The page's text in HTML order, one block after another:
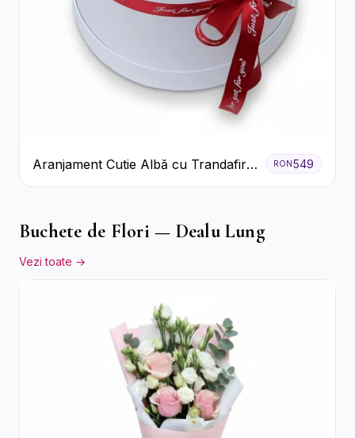
Aranjament Cutie Albă cu Trandafiri
Roșii și Raffaello
RON549
Buchete de Flori — Dealu Lung
Vezi toate →